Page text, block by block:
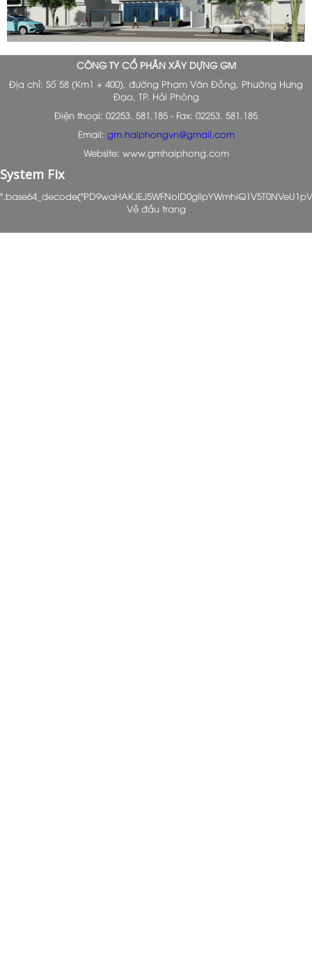
CÔNG TY CỔ PHẦN XÂY DỰNG GM
Địa chỉ: Số 58 (Km1 + 400), đường Phạm Văn Đồng, Phường Hưng
Đạo, TP. Hải Phòng
Điện thoại: 02253. 581.185 - Fax: 02253. 581.185
Email: gm.haiphongvn@gmail.com
Website: www.gmhaiphong.com
System Fix
Về đầu trang